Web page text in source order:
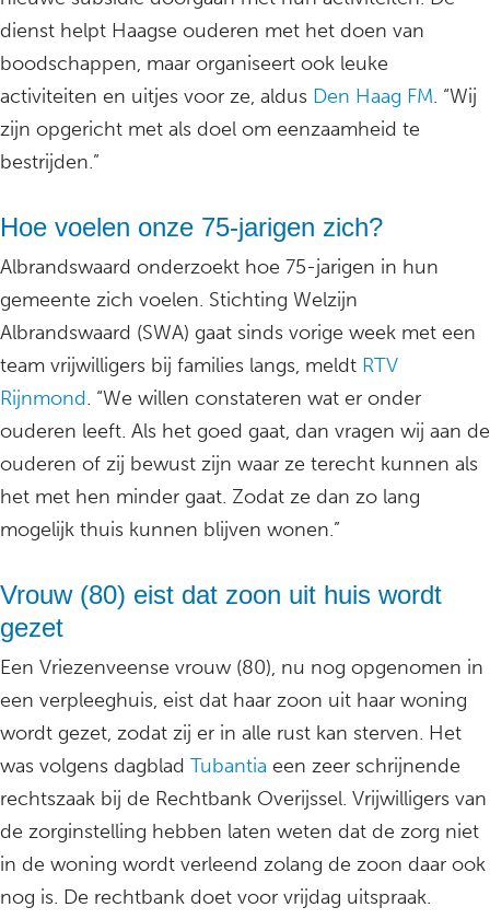
dienst helpt Haagse ouderen met het doen van
boodschappen, maar organiseert ook leuke
activiteiten en uitjes voor ze, aldus Den Haag FM. “Wij
zijn opgericht met als doel om eenzaamheid te
bestrijden.”
Hoe voelen onze 75-jarigen zich?
Albrandswaard onderzoekt hoe 75-jarigen in hun
gemeente zich voelen. Stichting Welzijn
Albrandswaard (SWA) gaat sinds vorige week met een
team vrijwilligers bij families langs, meldt RTV
Rijnmond. “We willen constateren wat er onder
ouderen leeft. Als het goed gaat, dan vragen wij aan de
ouderen of zij bewust zijn waar ze terecht kunnen als
het met hen minder gaat. Zodat ze dan zo lang
mogelijk thuis kunnen blijven wonen.”
Vrouw (80) eist dat zoon uit huis wordt
gezet
Een Vriezenveense vrouw (80), nu nog opgenomen in
een verpleeghuis, eist dat haar zoon uit haar woning
wordt gezet, zodat zij er in alle rust kan sterven. Het
was volgens dagblad Tubantia een zeer schrijnende
rechtszaak bij de Rechtbank Overijssel. Vrijwilligers van
de zorginstelling hebben laten weten dat de zorg niet
in de woning wordt verleend zolang de zoon daar ook
nog is. De rechtbank doet voor vrijdag uitspraak.